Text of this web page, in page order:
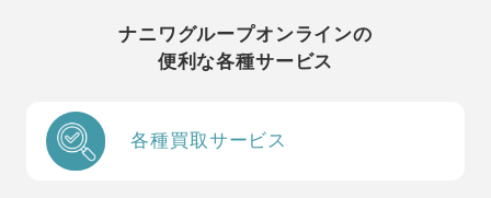
ナニワグループオンラインの
便利な各種サービス
各種買取サービス